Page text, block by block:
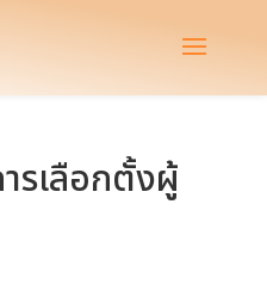
รเลือกตั้งผู้